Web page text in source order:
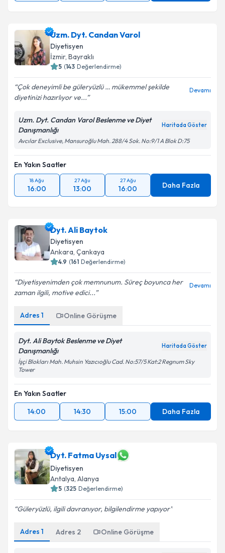
Diyetisyen
İzmir,Bayraklı
5 ( 143 Değerlendirme)
Çok deneyimli be güleryüzlü … mükemmel şekilde
diyetinizi hazırlıyor ve...
Devamı
Danışmanlığı
Avcılar Exclusive, Mansuroğlu Mah. 288/4 Sok. No:9/1 A Blok D:75
En Yakın Saatler
16:00 13:00 16:00 Daha Fazla
Diyetisyen
Ankara,Çankaya
4.9 (161 Değerlendirme)
Diyetisyenimden çok memnunum. Süreç boyunca her
zaman ilgili, motive edici...
Devamı
Danışmanlığı
İşçi Blokları Mah. Muhsin Yazıcıoğlu Cad. No:57/5 Kat:2 Regnum Sky
Tower
En Yakın Saatler
14:00
14:30 15:00 Daha Fazla
Dyt. Fatma Uysal
Diyetisyen
Antalya,Alanya
5 (325 Değerlendirme)
Güleryüzlü, ilgili davranıyor, bilgilendirme yapıyor